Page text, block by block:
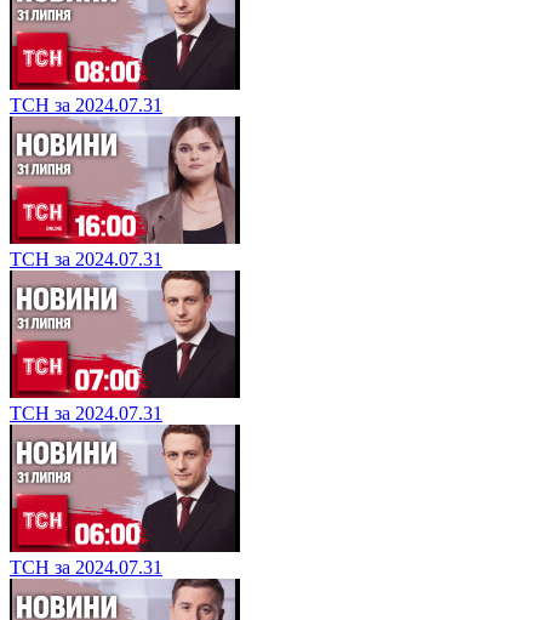
ТСН за 2024.07.31
ТСН за 2024.07.31
ТСН за 2024.07.31
ТСН за 2024.07.31